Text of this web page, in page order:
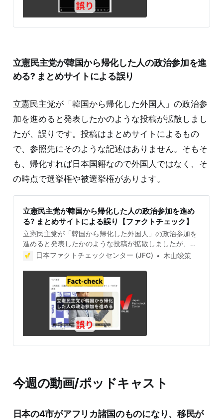
カウント名が入っている。9月3日現在、動画は8500回
以上リポストされ、表示は170.3万件を超える。 投稿に
ィーノートの指摘もある。 検証過程 拡散した動画の発
言は 拡散した動画は43秒。松本氏は、次のように発言
立憲民主党が韓国から帰化した人の政治参加を進
める? まとめサイトによる誤り
立憲民主党が「韓国から帰化した外国人」の政治参
加を進めると発表したかのような投稿が拡散しまし
たが、誤りです。投稿はまとめサイトによるもの
で、参照先にそのような記述はありません。そもそ
も、帰化すれば日本国籍なので外国人ではなく、そ
の時点で選挙権や被選挙権があります。
立憲民主党が韓国から帰化した人の政治参加を進め
る? まとめサイトによる誤り【ファクトチェック】
立憲民主党が「韓国から帰化した外国人」の政治参加を
進めると発表したかのような投稿が拡散しましたが、誤
りです。投稿はまとめサイトによるもので、参照先にそ
国籍なので外国人ではなく、その時点で選挙権や被選挙
権があります。 検証対象 2025年9月1日、「立憲民主党
『韓国帰化外人の政治参加を進めます！』」という投稿
が拡散した。 9月4日現在、この投稿は6400件以上リポ
ストされ、表示回数は41万回を超える。投稿について
「勝手に進めないで」「韓国と特定してる時点で色々お
察し」というコメントの一方で「こういうのがまことし
イトのタイトルは掲示板サイト5ちゃんねるのスレッド
公式サイトの「立憲民
日本ファクトチェックセンター (JFC) 木山竣策
今週の動画/ポッドキャスト
日本の4市がアフリカ諸国のものになり、移民が